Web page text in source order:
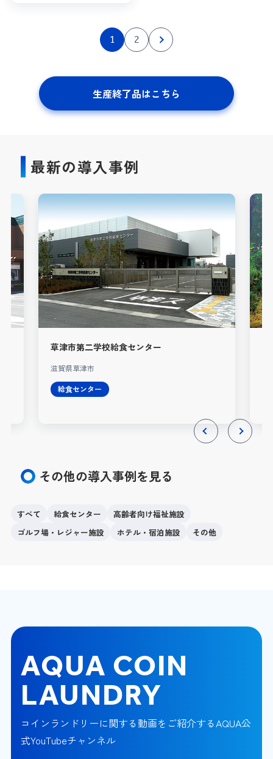
1 2
生産終了品はこちら
最新の導入事例
草津市第二学校給食センター
滋賀県草津市
給食センター
その他の導入事例を見る
すべて 給食センター
高齢者向け福祉施設
ゴルフ場・レジャー施設
ホテル・宿泊施設 その他
AQUA COIN
LAUNDRY
コインランドリーに関する動画をご紹介するAQUA公
式YouTubeチャンネル